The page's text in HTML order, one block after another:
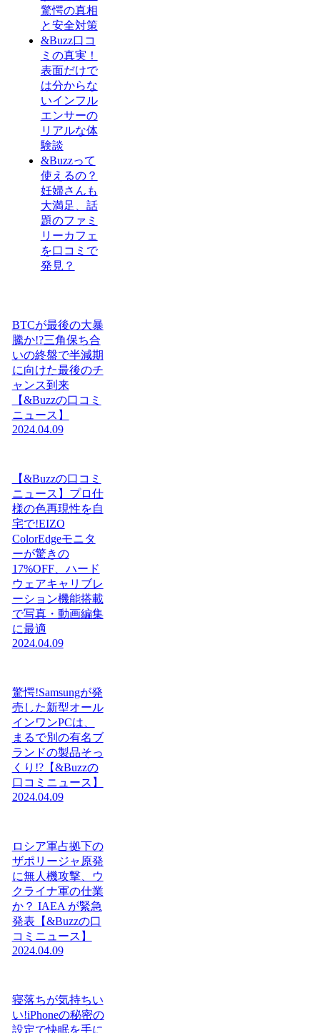
驚愕の真相
と安全対策
&Buzz口コ
ミの真実！
表面だけで
は分からな
いインフル
エンサーの
リアルな体
験談
&Buzzって
使えるの？
妊婦さんも
大満足、話
題のファミ
リーカフェ
を口コミで
発見？
BTCが最後の大暴
騰か!?三角保ち合
いの終盤で半減期
に向けた最後のチ
ャンス到来
【&Buzzの口コミ
ニュース】
2024.04.09
【&Buzzの口コミ
ニュース】プロ仕
様の色再現性を自
宅で!EIZO
ColorEdgeモニタ
ーが驚きの
17%OFF、ハード
ウェアキャリブレ
ーション機能搭載
で写真・動画編集
に最適
2024.04.09
驚愕!Samsungが発
売した新型オール
インワンPCは、
まるで別の有名ブ
ランドの製品そっ
くり!?【&Buzzの
口コミニュース】
2024.04.09
ロシア軍占拠下の
ザポリージャ原発
に無人機攻撃、ウ
クライナ軍の仕業
か？ IAEA が緊急
発表【&Buzzの口
コミニュース】
2024.04.09
寝落ちが気持ちい
い!iPhoneの秘密の
設定で快眠を手に